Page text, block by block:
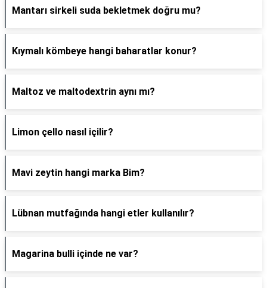
Mantarı sirkeli suda bekletmek doğru mu?
Kıymalı kömbeye hangi baharatlar konur?
Maltoz ve maltodextrin aynı mı?
Limon çello nasıl içilir?
Mavi zeytin hangi marka Bim?
Lübnan mutfağında hangi etler kullanılır?
Magarina bulli içinde ne var?